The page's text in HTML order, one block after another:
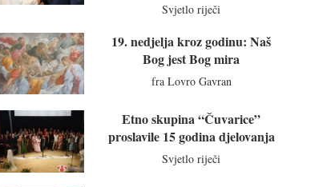
Svjetlo riječi
19. nedjelja kroz godinu: Naš
Bog jest Bog mira
fra Lovro Gavran
Etno skupina “Čuvarice”
proslavile 15 godina djelovanja
Svjetlo riječi